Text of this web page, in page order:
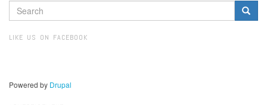
SEARCH
FORM
LIKE US ON FACEBOOK
Powered by Drupal